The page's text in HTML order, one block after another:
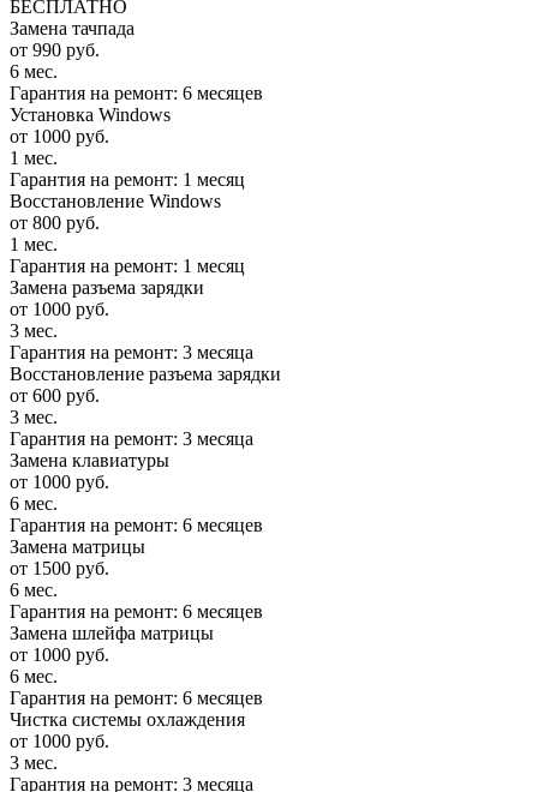
БЕСПЛАТНО
Замена тачпада
от 990 руб.
6 мес.
Гарантия на ремонт: 6 месяцев
Установка Windows
от 1000 руб.
1 мес.
Гарантия на ремонт: 1 месяц
Восстановление Windows
от 800 руб.
1 мес.
Гарантия на ремонт: 1 месяц
Замена разъема зарядки
от 1000 руб.
3 мес.
Гарантия на ремонт: 3 месяца
Восстановление разъема зарядки
от 600 руб.
3 мес.
Гарантия на ремонт: 3 месяца
Замена клавиатуры
от 1000 руб.
6 мес.
Гарантия на ремонт: 6 месяцев
Замена матрицы
от 1500 руб.
6 мес.
Гарантия на ремонт: 6 месяцев
Замена шлейфа матрицы
от 1000 руб.
6 мес.
Гарантия на ремонт: 6 месяцев
Чистка системы охлаждения
от 1000 руб.
3 мес.
Гарантия на ремонт: 3 месяца